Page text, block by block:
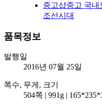
중고샵중고 국내
조선시대
품목정보
발행일
2016년 07월 25일
쪽수, 무게, 크기
504쪽 | 991g |